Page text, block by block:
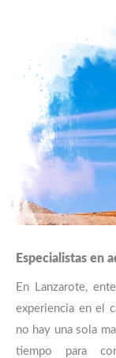
Especialistas en
En Lanzarote,
experiencia en el
no hay una sola
tiempo para